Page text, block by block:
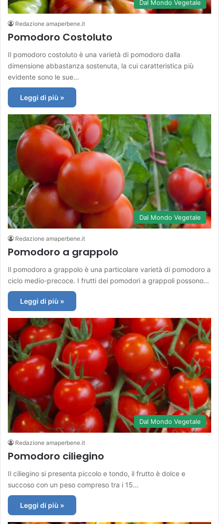
Dal Mondo Vegetale
Redazione amaperbene.it
Pomodoro Costoluto
Il pomodoro costoluto è una varietà di pomodoro dalla
dimensione abbastanza sostenuta, la cui caratteristica più
evidente sono le sue…
Leggi di più »
Dal Mondo Vegetale
Redazione amaperbene.it
Pomodoro a grappolo
Il pomodoro a grappolo è una particolare varietà di pomodoro a
ciclo medio-precoce. I frutti dei pomodori a grappoli possono…
Leggi di più »
Dal Mondo Vegetale
Redazione amaperbene.it
Pomodoro ciliegino
Il ciliegino si presenta piccolo e tondo, il frutto è dolce e
succoso con un peso compreso tra i 15…
Leggi di più »